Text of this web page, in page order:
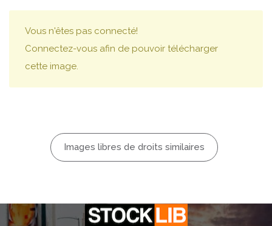
Vous n'êtes pas connecté!
Connectez-vous afin de pouvoir télécharger
cette image.
Images libres de droits similaires